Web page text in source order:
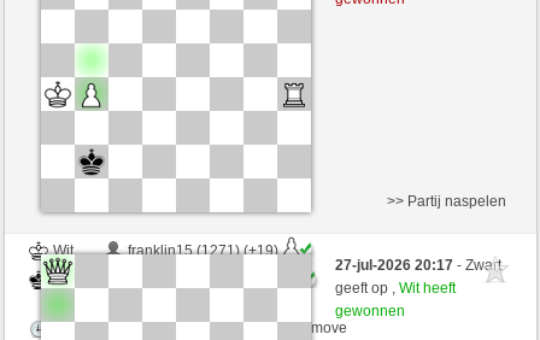
Wit
franklin15 (1271) (+19)
Zwart
Speelduur: 3 minutes/side + 3 seconds/move
>> Partij naspelen
27-jul-2026 20:17- Zwart
geeft op ,Wit heeft
gewonnen